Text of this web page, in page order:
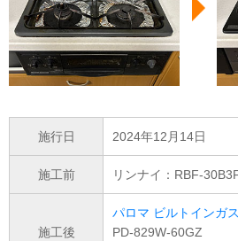
施行日 2024年12月14日
施工前 リンナイ：RBF-
施工後
パロマ ビルトインガ
PD-829W-60GZ